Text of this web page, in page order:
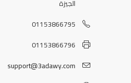
الجيزة
01153866795
01153866796
support@3adawy.com